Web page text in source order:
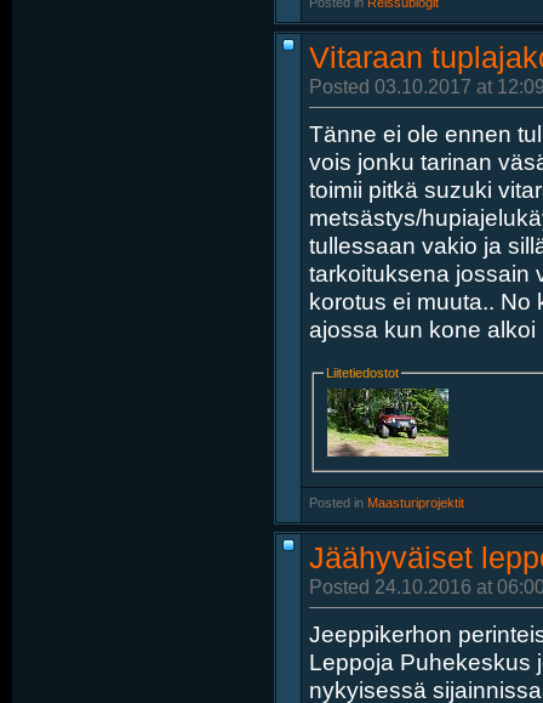
Vitaraan
Posted 03.10.2017 at
Tänne ei ole ennen
vois jonku tarinan
toimii pitkä suzuki
metsästys/
tullessaan vakio ja
tarkoituksena jossain
korotus ei muuta.. No
ajossa kun kone alkoi
Liitetiedostot
Posted in Maasturiprojektit
Jäähyväiset
Posted 24.10.2016 at
Jeeppikerhon
Leppoja Puhekeskus
nykyisessä